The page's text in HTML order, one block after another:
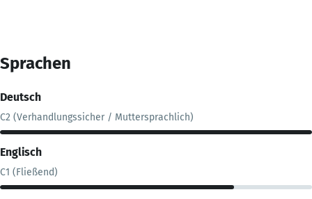
Sprachen
Deutsch
C2 (Verhandlungssicher / Muttersprachlich)
Englisch
C1 (Fließend)